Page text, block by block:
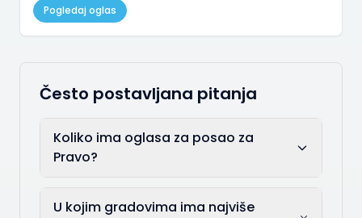
Pogledaj oglas
Često postavljana pitanja
Koliko ima oglasa za posao za
Pravo?
U kojim gradovima ima najviše